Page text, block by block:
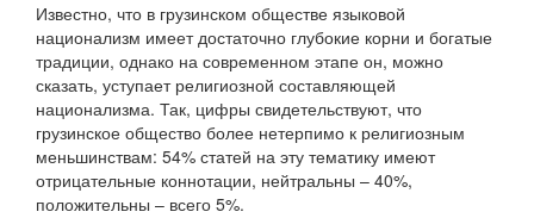
Известно, что в грузинском обществе языковой
национализм имеет достаточно глубокие корни и богатые
традиции, однако на современном этапе он, можно
сказать, уступает религиозной составляющей
национализма. Так, цифры свидетельствуют, что
грузинское общество более нетерпимо к религиозным
меньшинствам: 54% статей на эту тематику имеют
отрицательные коннотации, нейтральны – 40%,
положительны – всего 5%.